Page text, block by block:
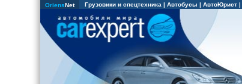
OriensNet Грузовики и спецтехника | Автобусы | АвтоЮрист |